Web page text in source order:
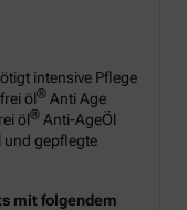
intensive Pflege
öl® Anti Age
öl® Anti-AgeÖl
und gepflegte
mit folgendem